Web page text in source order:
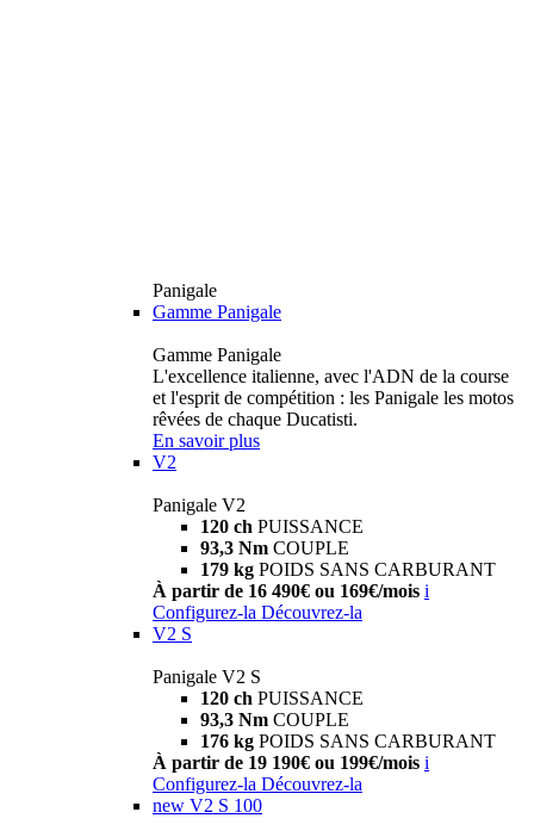
Panigale
Gamme Panigale
Gamme Panigale
L'excellence italienne, avec l'ADN de la course
et l'esprit de compétition : les Panigale les motos
rêvées de chaque Ducatisti.
En savoir plus
V2
Panigale V2
120 ch PUISSANCE
93,3 Nm COUPLE
179 kg POIDS SANS CARBURANT
À partir de 16 490€ ou 169€/mois i
Configurez-la Découvrez-la
V2 S
Panigale V2 S
120 ch PUISSANCE
93,3 Nm COUPLE
176 kg POIDS SANS CARBURANT
À partir de 19 190€ ou 199€/mois i
Configurez-la Découvrez-la
new V2 S 100